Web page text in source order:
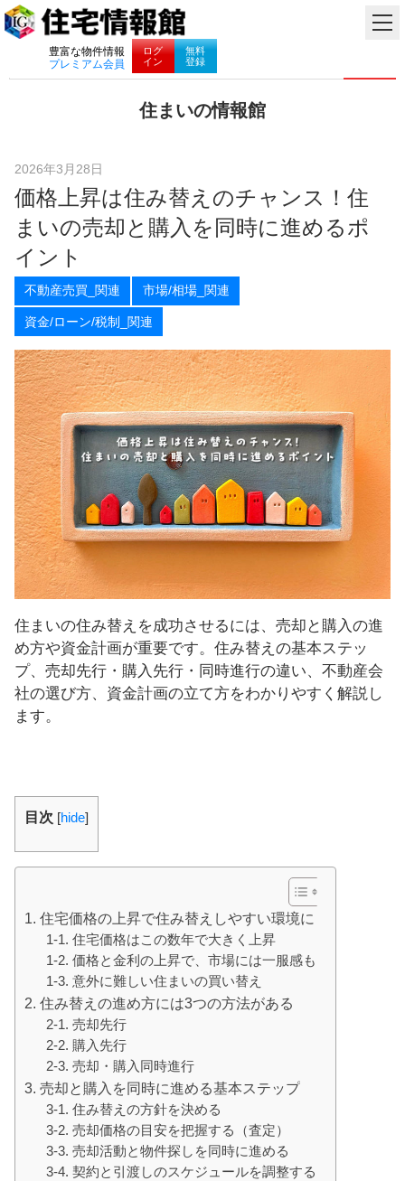
豊富な物件情報
プレミアム会員
ログ
イン
無料
登録
ナビゲーション
住まいの情報館
い
暮
し
役
立
情
報
を
お
届
け
し
ま
す
！
2026年3月28日
価格上昇は住み替えのチャンス！住
まいの売却と購入を同時に進めるポ
イント
不動産売買_関連 市場/相場_関連
資金/ローン/税制_関連
住まいの住み替えを成功させるには、売却と購入の進
め方や資金計画が重要です。住み替えの基本ステッ
プ、売却先行・購入先行・同時進行の違い、不動産会
社の選び方、資金計画の立て方をわかりやすく解説し
ます。
目次 [hide]
1. 住宅価格の上昇で住み替えしやすい環境に
1-1. 住宅価格はこの数年で大きく上昇
1-2. 価格と金利の上昇で、市場には一服感も
1-3. 意外に難しい住まいの買い替え
2. 住み替えの進め方には3つの方法がある
2-1. 売却先行
2-2. 購入先行
2-3. 売却・購入同時進行
3. 売却と購入を同時に進める基本ステップ
3-1. 住み替えの方針を決める
3-2. 売却価格の目安を把握する（査定）
3-3. 売却活動と物件探しを同時に進める
3-4. 契約と引渡しのスケジュールを調整する